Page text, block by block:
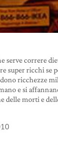
serve correre
super ricchi se
ricchezze
e si
delle morti e